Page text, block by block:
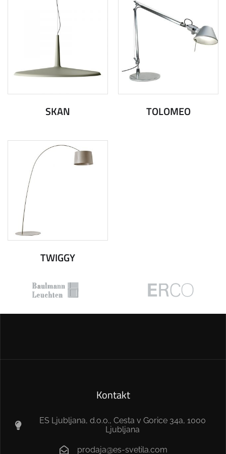
SKAN TOLOMEO
TWIGGY
Kontakt
ES Ljubljana, d.o.o., Cesta v Gorice 34a, 1000
Ljubljana
prodaja@es-svetila.com